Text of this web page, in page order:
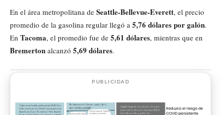
En el área metropolitana de Seattle-Bellevue-Everett, el precio
promedio de la gasolina regular llegó a 5,76 dólares por galón.
En Tacoma, el promedio fue de 5,61 dólares, mientras que en
Bremerton alcanzó 5,69 dólares.
PUBLICIDAD